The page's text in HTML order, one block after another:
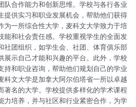
队合作能力和创新思维。学校与各行各业
提供实习和职业发展机会，帮助他们获得
为一所综合性大学，麦科文大学致力于培
能和社会责任感。学校重视学生的全面发
社团组织，如学生会、社团、体育俱乐部
展示自己才能和兴趣的平台。此外，学校
持和职业咨询，帮助他们规划自己的学业
科文大学是加拿大阿尔伯塔省一所以卓越
著名的大学。学校提供多样化的学术课程
力培养，并与社区和行业紧密合作，为学